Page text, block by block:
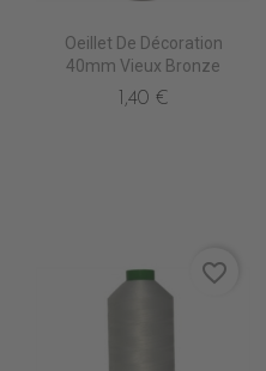
Oeillet De Décoration
40mm Vieux Bronze
1,40 €
favorite_border